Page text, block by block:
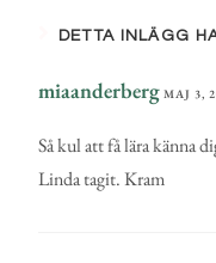
DETTA INLÄGG
miaanderberg MAJ 3,
Så kul att få lära känna
Linda tagit. Kram